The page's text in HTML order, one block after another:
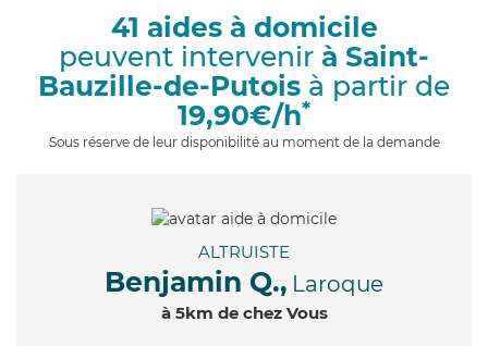
41 aides à domicile
peuvent intervenir à Saint-
Bauzille-de-Putois à partir de
19,90€/h*
Sous réserve de leur disponibilité au moment de la demande
ALTRUISTE
Benjamin Q., Laroque
à 5km de chez Vous